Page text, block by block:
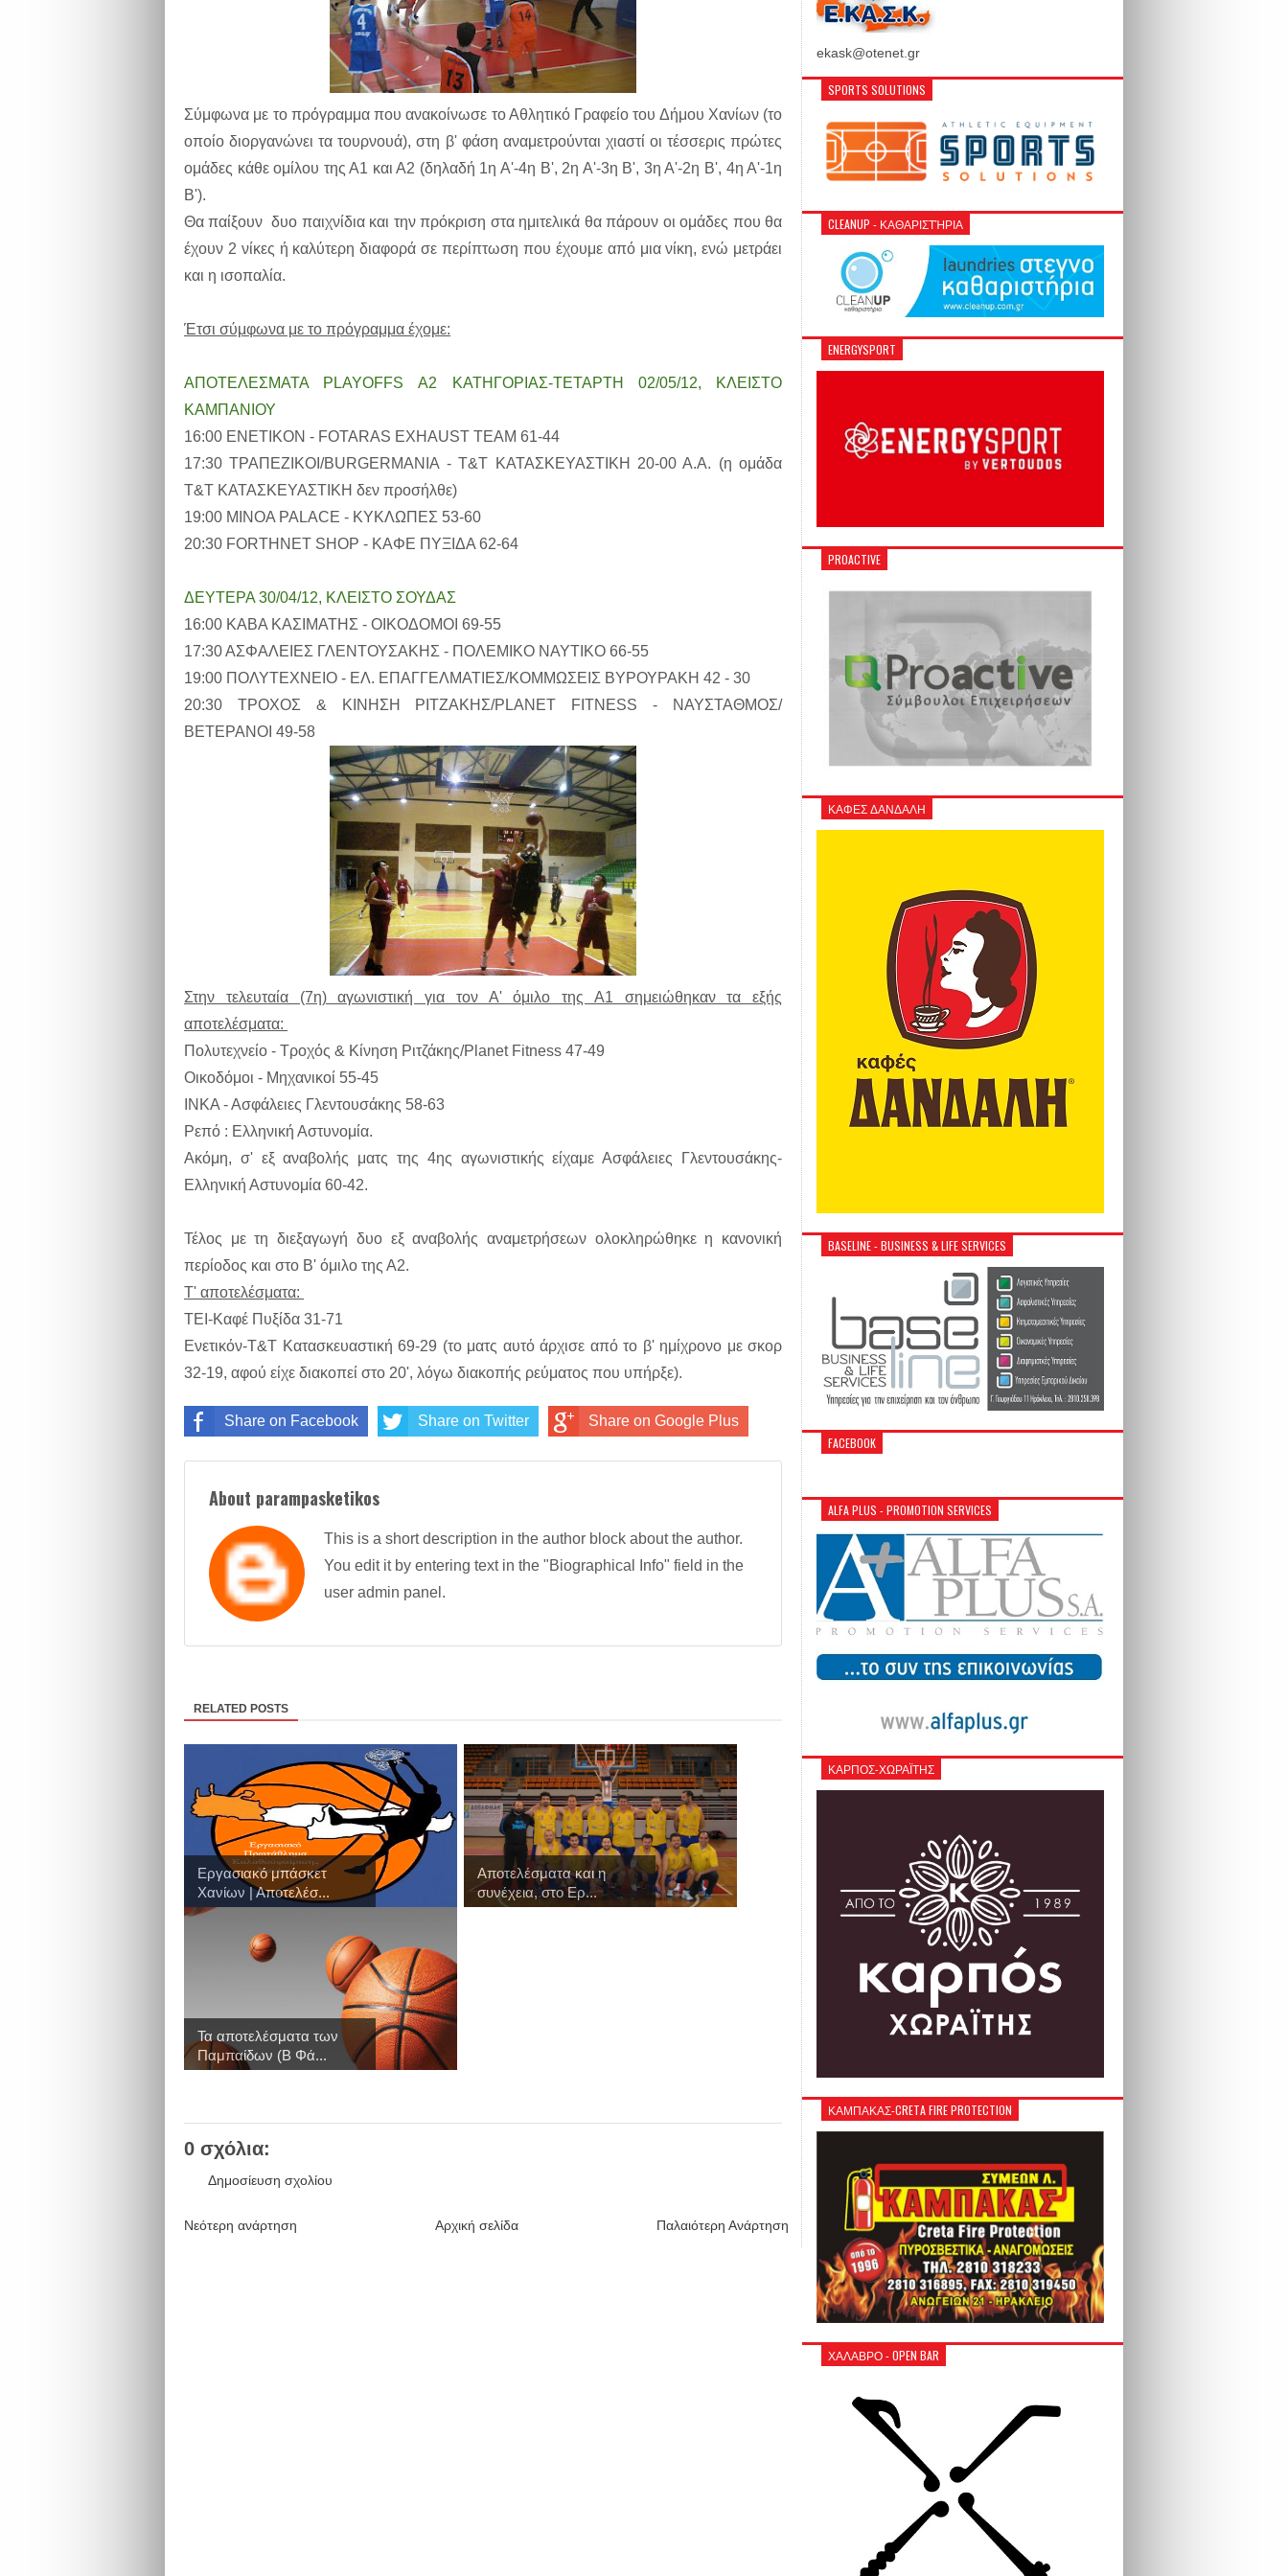
Σύμφωνα με το πρόγραμμα που ανακοίνωσε το Αθλητικό Γραφείο του Δήμου Χανίων (το
οποίο διοργανώνει τα τουρνουά), στη β' φάση αναμετρούνται χιαστί οι τέσσερις πρώτες
ομάδες κάθε ομίλου της Α1 και Α2 (δηλαδή 1η Α'-4η Β', 2η Α'-3η Β', 3η Α'-2η Β', 4η Α'-1η
Β').
Θα παίξουν δυο παιχνίδια και την πρόκριση στα ημιτελικά θα πάρουν οι ομάδες που θα
έχουν 2 νίκες ή καλύτερη διαφορά σε περίπτωση που έχουμε από μια νίκη, ενώ μετράει
και η ισοπαλία.
Έτσι σύμφωνα με το πρόγραμμα έχομε:
AΠΟΤΕΛΕΣΜΑΤΑ PLAYOFFS Α2 ΚΑΤΗΓΟΡΙΑΣ-ΤΕΤΑΡΤΗ 02/05/12, ΚΛΕΙΣΤΟ
ΚΑΜΠΑΝΙΟΥ
16:00 ΕΝΕΤΙΚΟΝ - FOTARAS EXHAUST TEAM 61-44
17:30 ΤΡΑΠΕΖΙΚΟΙ/BURGERMANIA - T&T ΚΑΤΑΣΚΕΥΑΣΤΙΚΗ 20-00 Α.Α. (η ομάδα
T&T ΚΑΤΑΣΚΕΥΑΣΤΙΚΗ δεν προσήλθε)
19:00 ΜΙΝΟΑ PALACE - ΚΥΚΛΩΠΕΣ 53-60
20:30 FORTHNET SHOP - ΚΑΦΕ ΠΥΞΙΔΑ 62-64
ΔΕΥΤΕΡΑ 30/04/12, ΚΛΕΙΣΤΟ ΣΟΥΔΑΣ
16:00 ΚΑΒΑ ΚΑΣΙΜΑΤΗΣ - ΟΙΚΟΔΟΜΟΙ 69-55
17:30 ΑΣΦΑΛΕΙΕΣ ΓΛΕΝΤΟΥΣΑΚΗΣ - ΠΟΛΕΜΙΚΟ ΝΑΥΤΙΚΟ 66-55
19:00 ΠΟΛΥΤΕΧΝΕΙΟ - ΕΛ. ΕΠΑΓΓΕΛΜΑΤΙΕΣ/ΚΟΜΜΩΣΕΙΣ ΒΥΡΟΥΡΑΚΗ 42 - 30
20:30 ΤΡΟΧΟΣ & ΚΙΝΗΣΗ ΡΙΤΖΑΚΗΣ/PLANET FITNESS - ΝΑΥΣΤΑΘΜΟΣ/
ΒΕΤΕΡΑΝΟΙ 49-58
Στην τελευταία (7η) αγωνιστική για τον Α' όμιλο της Α1 σημειώθηκαν τα εξής
αποτελέσματα:
Πολυτεχνείο - Τροχός & Κίνηση Ριτζάκης/Planet Fitness 47-49
Οικοδόμοι - Μηχανικοί 55-45
ΙΝΚΑ - Ασφάλειες Γλεντουσάκης 58-63
Ρεπό : Ελληνική Αστυνομία.
Ακόμη, σ' εξ αναβολής ματς της 4ης αγωνιστικής είχαμε Ασφάλειες Γλεντουσάκης-
Ελληνική Αστυνομία 60-42.
Τέλος με τη διεξαγωγή δυο εξ αναβολής αναμετρήσεων ολοκληρώθηκε η κανονική
περίοδος και στο Β' όμιλο της Α2.
Τ' αποτελέσματα:
ΤΕΙ-Καφέ Πυξίδα 31-71
Ενετικόν-Τ&Τ Κατασκευαστική 69-29 (το ματς αυτό άρχισε από το β' ημίχρονο με σκορ
32-19, αφού είχε διακοπεί στο 20', λόγω διακοπής ρεύματος που υπήρξε).
Share on Facebook Share on Twitter Share on Google Plus
About parampasketikos
This is a short description in the author block about the author.
You edit it by entering text in the "Biographical Info" field in the
user admin panel.
RELATED POSTS
Εργασιακό μπάσκετ
Χανίων | Αποτελέσ...
Αποτελέσματα και η
συνέχεια, στο Ερ...
Τα αποτελέσματα των
Παμπαίδων (Β Φά...
0 σχόλια:
Δημοσίευση σχολίου
Νεότερη ανάρτηση Παλαιότερη Ανάρτηση
Αρχική σελίδα
ekask@otenet.gr
SPORTS SOLUTIONS
CLEANUP - ΚΑΘΑΡΙΣΤΉΡΙΑ
ENERGYSPORT
PROACTIVE
ΚΑΦΕΣ ΔΑΝΔΑΛΗ
BASELINE - BUSINESS & LIFE SERVICES
FACEBOOK
ALFA PLUS - PROMOTION SERVICES
ΚΑΡΠΟΣ-ΧΩΡΑΪΤΗΣ
ΚΑΜΠΑΚΑΣ-CRETA FIRE PROTECTION
ΧΑΛΑΒΡΟ - OPEN BAR